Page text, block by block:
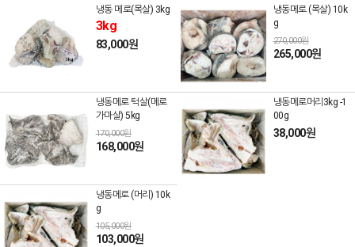
냉동 메로(목살) 3kg
3kg
83,000원
냉동메로 (목살) 10k
g
270,000원
265,000원
냉동메로 턱살(메로
가마살) 5kg
170,000원
168,000원
냉동메로머리3kg -1
00g
38,000원
냉동메로 (머리) 10k
g
105,000원
103,000원